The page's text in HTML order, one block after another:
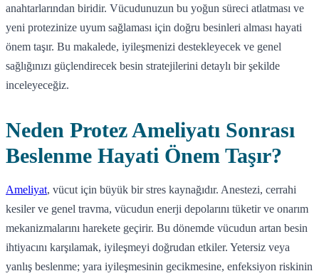
anahtarlarından biridir. Vücudunuzun bu yoğun süreci atlatması ve
yeni protezinize uyum sağlaması için doğru besinleri alması hayati
önem taşır. Bu makalede, iyileşmenizi destekleyecek ve genel
sağlığınızı güçlendirecek besin stratejilerini detaylı bir şekilde
inceleyeceğiz.
Neden Protez Ameliyatı Sonrası
Beslenme Hayati Önem Taşır?
Ameliyat, vücut için büyük bir stres kaynağıdır. Anestezi, cerrahi
kesiler ve genel travma, vücudun enerji depolarını tüketir ve onarım
mekanizmalarını harekete geçirir. Bu dönemde vücudun artan besin
ihtiyacını karşılamak, iyileşmeyi doğrudan etkiler. Yetersiz veya
yanlış beslenme; yara iyileşmesinin gecikmesine, enfeksiyon riskinin